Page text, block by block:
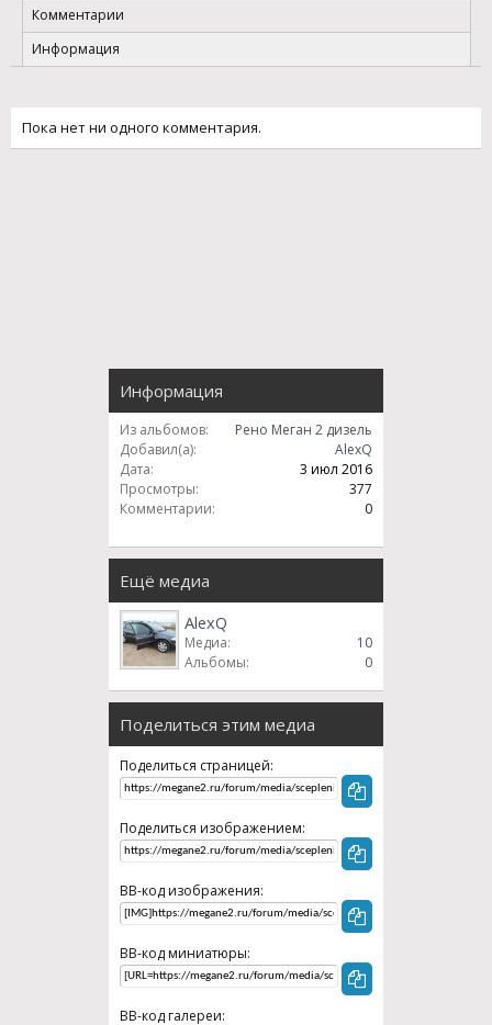
Комментарии
Информация
Пока нет ни одного комментария.
Информация
Из альбомов:
Рено Меган 2 дизель
Добавил(а):
AlexQ
Дата:
3 июл 2016
Просмотры:
377
Комментарии:
0
Ещё медиа
AlexQ
Медиа:
10
Альбомы:
0
Поделиться этим медиа
Поделиться страницей:
Поделиться изображением:
BB-код изображения:
BB-код миниатюры:
BB-код галереи: